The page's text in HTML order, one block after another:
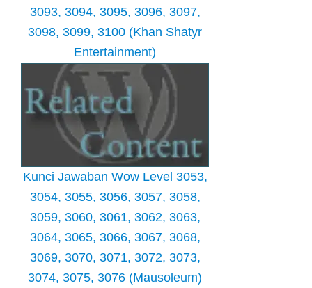
3093, 3094, 3095, 3096, 3097,
3098, 3099, 3100 (Khan Shatyr
Entertainment)
Kunci Jawaban Wow Level 3053,
3054, 3055, 3056, 3057, 3058,
3059, 3060, 3061, 3062, 3063,
3064, 3065, 3066, 3067, 3068,
3069, 3070, 3071, 3072, 3073,
3074, 3075, 3076 (Mausoleum)